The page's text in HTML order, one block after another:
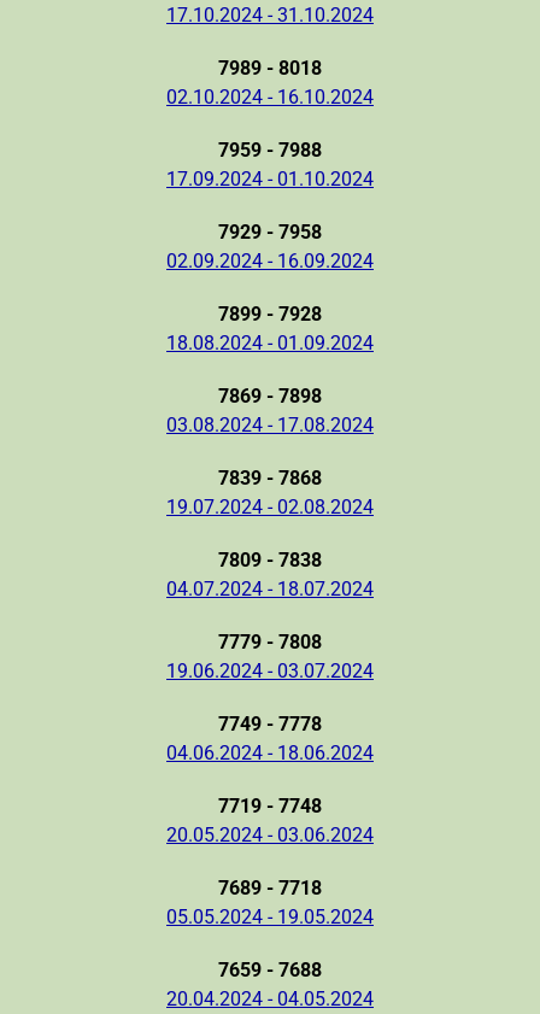
17.10.2024 - 31.10.2024
7989 - 8018
02.10.2024 - 16.10.2024
7959 - 7988
17.09.2024 - 01.10.2024
7929 - 7958
02.09.2024 - 16.09.2024
7899 - 7928
18.08.2024 - 01.09.2024
7869 - 7898
03.08.2024 - 17.08.2024
7839 - 7868
19.07.2024 - 02.08.2024
7809 - 7838
04.07.2024 - 18.07.2024
7779 - 7808
19.06.2024 - 03.07.2024
7749 - 7778
04.06.2024 - 18.06.2024
7719 - 7748
20.05.2024 - 03.06.2024
7689 - 7718
05.05.2024 - 19.05.2024
7659 - 7688
20.04.2024 - 04.05.2024